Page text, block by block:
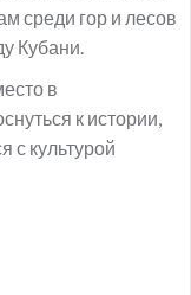
среди гор и лесов
Кубани.
в
к истории,
с культурой